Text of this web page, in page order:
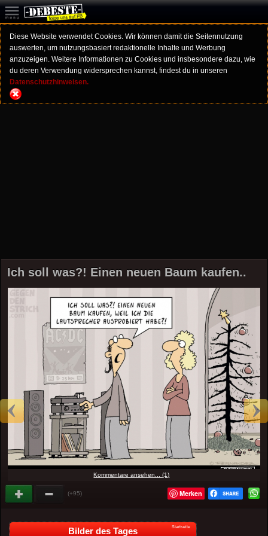
Diese Website verwendet Cookies. Wir können damit die Seitennutzung
auswerten, um nutzungsbasiert redaktionelle Inhalte und Werbung
anzuzeigen. Weitere Informationen zu Cookies und insbesondere dazu, wie
du deren Verwendung widersprechen kannst, findest du in unseren
Datenschutzhinweisen.
Ich soll was?! Einen neuen Baum kaufen..
Kommentare ansehen... (1)
(+95) Merken
Bilder des Tages Startseite